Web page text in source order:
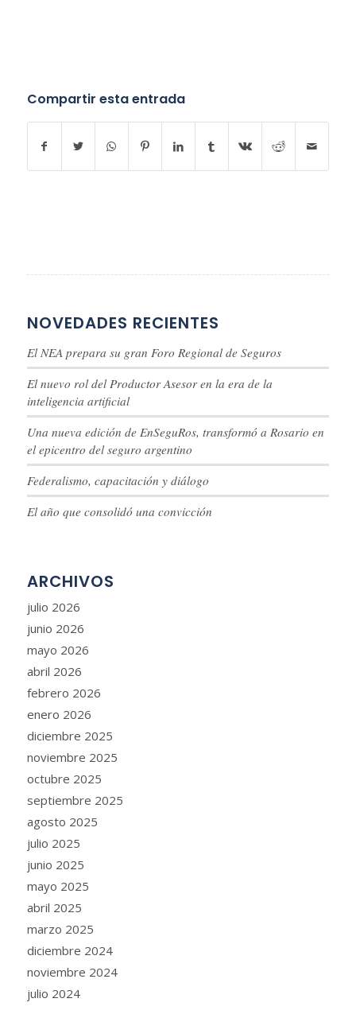
Compartir esta entrada
NOVEDADES RECIENTES
El NEA prepara su gran Foro Regional de Seguros
El nuevo rol del Productor Asesor en la era de la
inteligencia artificial
Una nueva edición de EnSeguRos, transformó a Rosario en
el epicentro del seguro argentino
Federalismo, capacitación y diálogo
El año que consolidó una convicción
ARCHIVOS
julio 2026
junio 2026
mayo 2026
abril 2026
febrero 2026
enero 2026
diciembre 2025
noviembre 2025
octubre 2025
septiembre 2025
agosto 2025
julio 2025
junio 2025
mayo 2025
abril 2025
marzo 2025
diciembre 2024
noviembre 2024
julio 2024